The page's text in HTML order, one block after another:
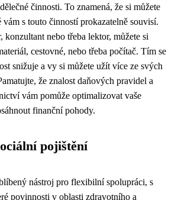
činnosti. To znamená, že si můžete
vám s touto činností prokazatelně souvisí.
konzultant nebo třeba lektor, můžete si
cestovné, nebo třeba počítač. Tím se
snižuje a vy si můžete užít více ze svých
že znalost daňových pravidel a
vám pomůže optimalizovat vaše
finanční pohody.
pojištění
nástroj pro flexibilní spolupráci, s
povinnosti v oblasti zdravotního a